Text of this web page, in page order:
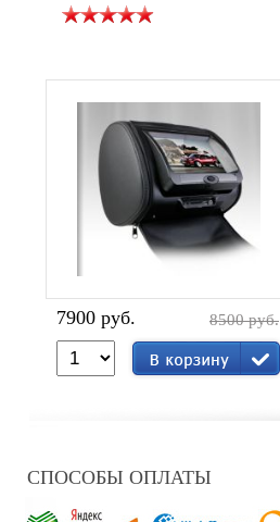
7900 руб. 8500 руб.
СПОСОБЫ ОПЛАТЫ